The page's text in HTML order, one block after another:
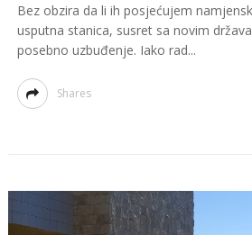
Bez obzira da li ih posjećujem
usputna stanica, susret sa novim
posebno uzbuđenje. Iako rad...
Shares